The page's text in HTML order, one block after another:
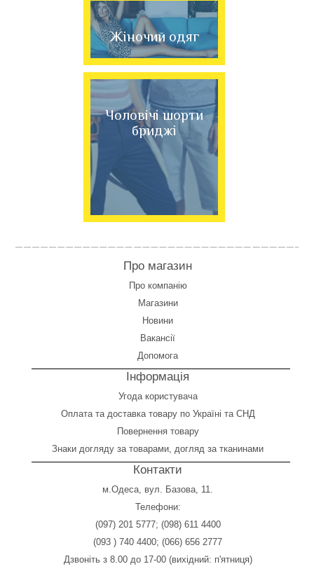
Жіночий одяг
Чоловічі шорти
бриджі
Про магазин
Про компанію
Магазини
Новини
Вакансії
Допомога
Інформація
Угода користувача
Оплата та доставка товару по Україні та СНД
Повернення товару
Знаки догляду за товарами, догляд за тканинами
Контакти
м.Одеса, вул. Базова, 11.
Телефони:
(097) 201 5777; (098) 611 4400
(093 ) 740 4400; (066) 656 2777
Дзвоніть з 8.00 до 17-00 (вихідний: п'ятниця)